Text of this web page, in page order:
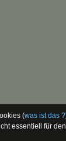
(was ist das ?
essentiell für